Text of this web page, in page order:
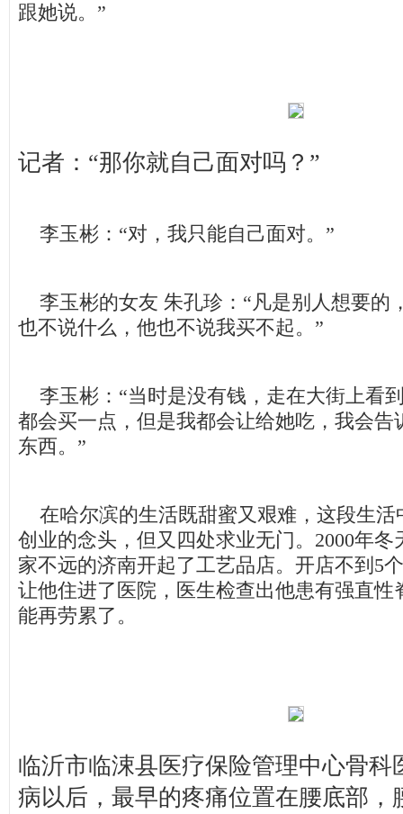
跟她说。”
记者：“那你就自己面对吗？”
李玉彬：“对，我只能自己面对。”
李玉彬的女友 朱孔珍：“凡是别人想要的
也不说什么，他也不说我买不起。”
李玉彬：“当时是没有钱，走在大街上看
都会买一点，但是我都会让给她吃，我会告
东西。”
在哈尔滨的生活既甜蜜又艰难，这段生活
创业的念头，但又四处求业无门。2000年
家不远的济南开起了工艺品店。开店不到5
让他住进了医院，医生检查出他患有强直性
能再劳累了。
临沂市临涑县医疗保险管理中心骨科
病以后，最早的疼痛位置在腰底部，